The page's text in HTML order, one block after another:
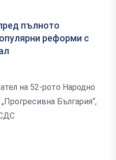
пълното
реформи с
на 52-рото Народно
България“,